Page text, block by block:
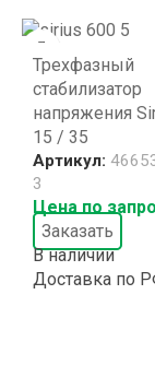
Трехфазный
стабилизатор
напряжения
15 / 35
Артикул:
3
Цена по
Заказать
В наличии
Доставка по